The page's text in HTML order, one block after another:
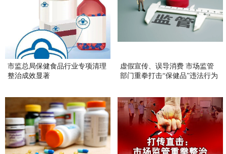
市监总局保健食品行业专项清理
整治成效显著
虚假宣传、误导消费 市场监管
部门重拳打击“保健品”违法行为